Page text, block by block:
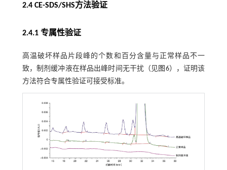
2.4 CE-SDS/SHS方法验证
2.4.1 专属性验证
高温破坏样品片段峰的个数和百分含量与正常样品不一
致，制剂缓冲液在样品出峰时间无干扰（见图6），证明该
方法符合专属性验证可接受标准。